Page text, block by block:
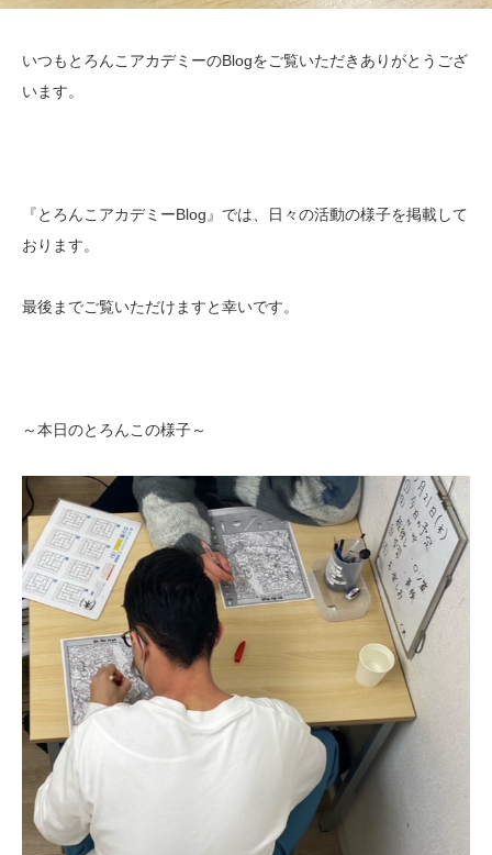
いつもとろんこアカデミーのBlogをご覧いただきありがとうござ
います。
『とろんこアカデミーBlog』では、日々の活動の様子を掲載して
おります。
最後までご覧いただけますと幸いです。
～本日のとろんこの様子～